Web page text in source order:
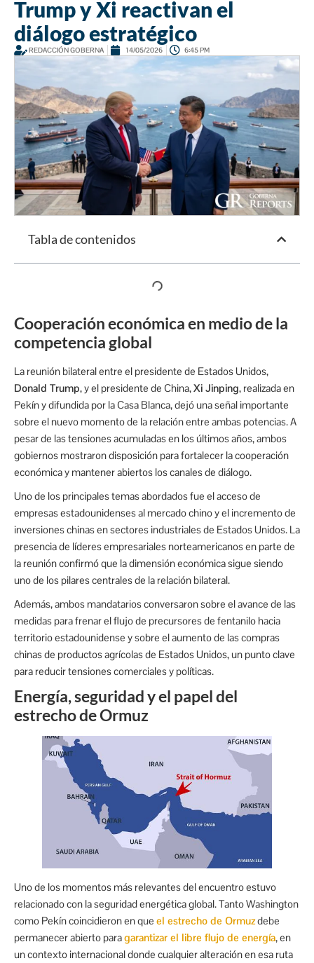
Trump y Xi reactivan el
diálogo estratégico
REDACCIÓN GOBERNA 14/05/2026 6:45 PM
Tabla de contenidos
Cooperación económica en medio de la
competencia global
La reunión bilateral entre el presidente de Estados Unidos,
Donald Trump, y el presidente de China,Xi Jinping, realizada en
Pekín y difundida por la Casa Blanca, dejó una señal importante
sobre el nuevo momento de la relación entre ambas potencias. A
pesar de las tensiones acumuladas en los últimos años, ambos
gobiernos mostraron disposición para fortalecer la cooperación
económica y mantener abiertos los canales de diálogo.
Uno de los principales temas abordados fue el acceso de
empresas estadounidenses al mercado chino y el incremento de
inversiones chinas en sectores industriales de Estados Unidos. La
presencia de líderes empresariales norteamericanos en parte de
la reunión confirmó que la dimensión económica sigue siendo
uno de los pilares centrales de la relación bilateral.
Además, ambos mandatarios conversaron sobre el avance de las
medidas para frenar el flujo de precursores de fentanilo hacia
territorio estadounidense y sobre el aumento de las compras
chinas de productos agrícolas de Estados Unidos, un punto clave
para reducir tensiones comerciales y políticas.
Energía, seguridad y el papel del
estrecho de Ormuz
Uno de los momentos más relevantes del encuentro estuvo
relacionado con la seguridad energética global. Tanto Washington
como Pekín coincidieron en que el estrecho de Ormuzdebe
permanecer abierto paragarantizar el libre flujo de energía, en
un contexto internacional donde cualquier alteración en esa ruta